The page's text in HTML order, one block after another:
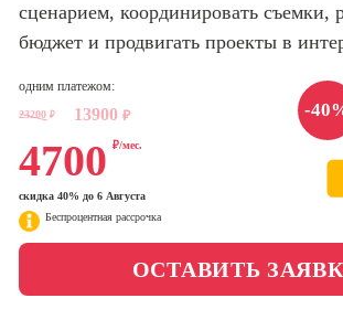
Школа актерского
Школа бизнеса и
управления
Фотошкола
сценарием, координировать съемки,
бюджет и продвигать проекты в
-
одним платежом:
23200 ₽ 13900 ₽
4700 ₽/мес.
скидка 40% до 6 Августа
Беспроцентная рассрочка
ОСТАВИТЬ